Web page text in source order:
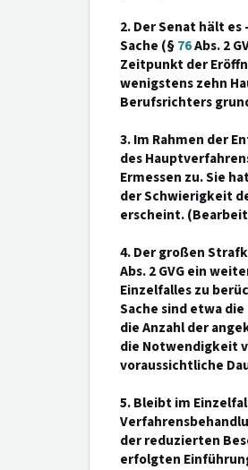
2. Der Senat hält
Sache (§76Abs. 2
Zeitpunkt der
wenigstens zehn
Berufsrichters
3. Im Rahmen der
des
Ermessen zu. Sie
der Schwierigkeit
erscheint.
4. Der großen
Abs. 2 GVG ein
Einzelfalles zu
Sache sind etwa
die Anzahl der
die Notwendigkeit
voraussichtliche
5. Bleibt im
der reduzierten
erfolgten